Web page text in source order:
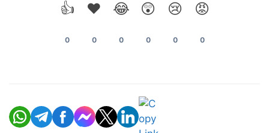
👍
0
❤️
0
😂
0
😲
0
😢
0
😡
0